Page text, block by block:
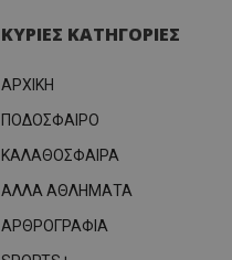
ΚΥΡΙΕΣ ΚΑΤΗΓΟΡΙΕΣ
ΑΡΧΙΚΗ
ΠΟΔΟΣΦΑΙΡΟ
ΚΑΛΑΘΟΣΦΑΙΡΑ
ΑΛΛΑ ΑΘΛΗΜΑΤΑ
ΑΡΘΡΟΓΡΑΦΙΑ